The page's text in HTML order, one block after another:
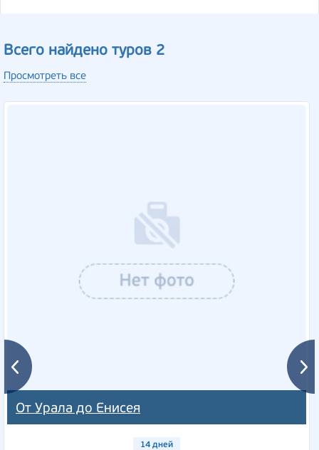
Всего найдено туров 2
Просмотреть все
От Урала до Енисея
14 дней